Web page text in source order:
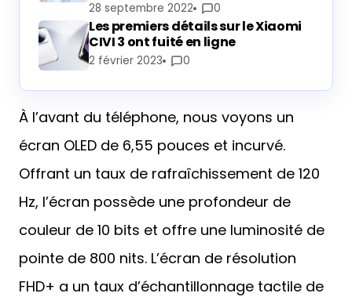
28 septembre 2022 0
Les premiers détails sur le Xiaomi
CIVI 3 ont fuité en ligne
2 février 2023 0
À l’avant du téléphone, nous voyons un
écran OLED de 6,55 pouces et incurvé.
Offrant un taux de rafraîchissement de 120
Hz, l’écran possède une profondeur de
couleur de 10 bits et offre une luminosité de
pointe de 800 nits. L’écran de résolution
FHD+ a un taux d’échantillonnage tactile de